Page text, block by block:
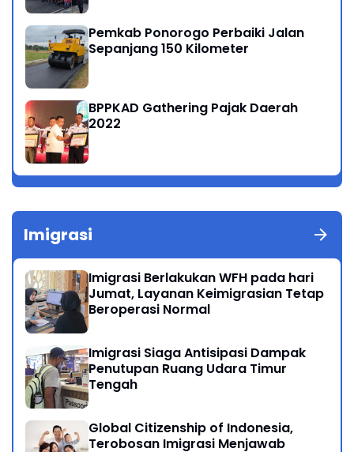
Pemkab Ponorogo Perbaiki Jalan
Sepanjang 150 Kilometer
BPPKAD Gathering Pajak Daerah
2022
Imigrasi
Imigrasi Berlakukan WFH pada hari
Jumat, Layanan Keimigrasian Tetap
Beroperasi Normal
Imigrasi Siaga Antisipasi Dampak
Penutupan Ruang Udara Timur
Tengah
Global Citizenship of Indonesia,
Terobosan Imigrasi Menjawab